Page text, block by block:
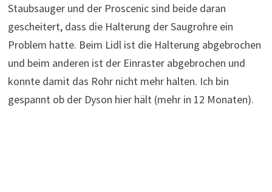
Staubsauger und der Proscenic sind beide daran
gescheitert, dass die Halterung der Saugrohre ein
Problem hatte. Beim Lidl ist die Halterung abgebrochen
und beim anderen ist der Einraster abgebrochen und
konnte damit das Rohr nicht mehr halten. Ich bin
gespannt ob der Dyson hier hält (mehr in 12 Monaten).